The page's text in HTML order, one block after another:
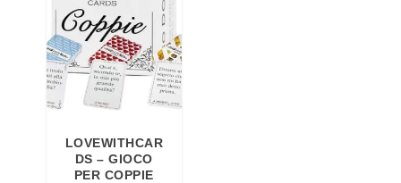
LOVEWITHCAR
DS – GIOCO
PER COPPIE